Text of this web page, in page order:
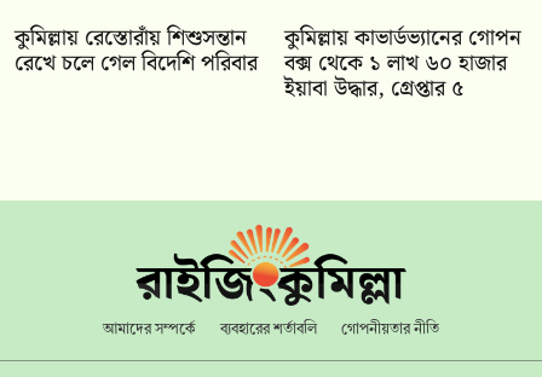
কুমিল্লায় রেস্তোরাঁয় শিশুসন্তান
রেখে চলে গেল বিদেশি পরিবার
কুমিল্লায় কাভার্ডভ্যানের গোপন
বক্স থেকে ১ লাখ ৬০ হাজার
ইয়াবা উদ্ধার, গ্রেপ্তার ৫
আমাদের সম্পর্কে ব্যবহারের শর্তাবলি গোপনীয়তার নীতি